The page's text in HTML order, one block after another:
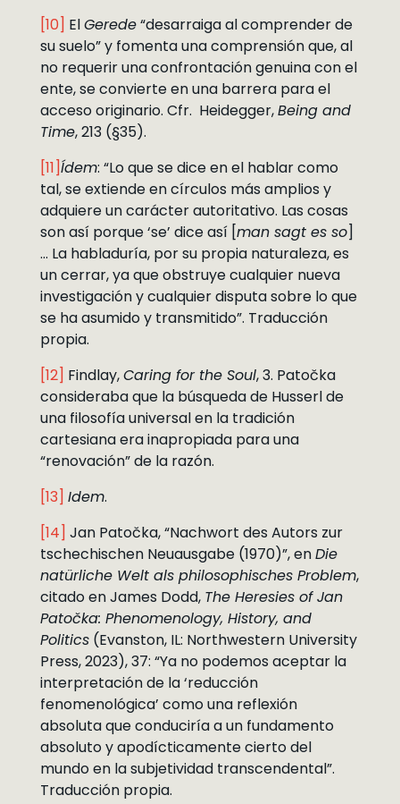
[10] ElGerede“desarraiga al comprender de
su suelo” y fomenta una comprensión que, al
no requerir una confrontación genuina con el
ente, se convierte en una barrera para el
acceso originario. Cfr. Heidegger,Being and
Time, 213 (§35).
[11]Ídem: “Lo que se dice en el hablar como
tal, se extiende en círculos más amplios y
adquiere un carácter autoritativo. Las cosas
son así porque ‘se’ dice así [man sagt es so]
… La habladuría, por su propia naturaleza, es
un cerrar, ya que obstruye cualquier nueva
investigación y cualquier disputa sobre lo que
se ha asumido y transmitido”. Traducción
propia.
[12] Findlay,Caring for the Soul, 3. Patočka
consideraba que la búsqueda de Husserl de
una filosofía universal en la tradición
cartesiana era inapropiada para una
“renovación” de la razón.
[13] Idem.
[14] Jan Patočka, “Nachwort des Autors zur
tschechischen Neuausgabe (1970)”, enDie
natürliche Welt als philosophisches Problem,
citado en James Dodd, The Heresies of Jan
Patočka: Phenomenology, History, and
Politics(Evanston, IL: Northwestern University
Press, 2023), 37: “Ya no podemos aceptar la
interpretación de la ‘reducción
fenomenológica’ como una reflexión
absoluta que conduciría a un fundamento
absoluto y apodícticamente cierto del
mundo en la subjetividad transcendental”.
Traducción propia.